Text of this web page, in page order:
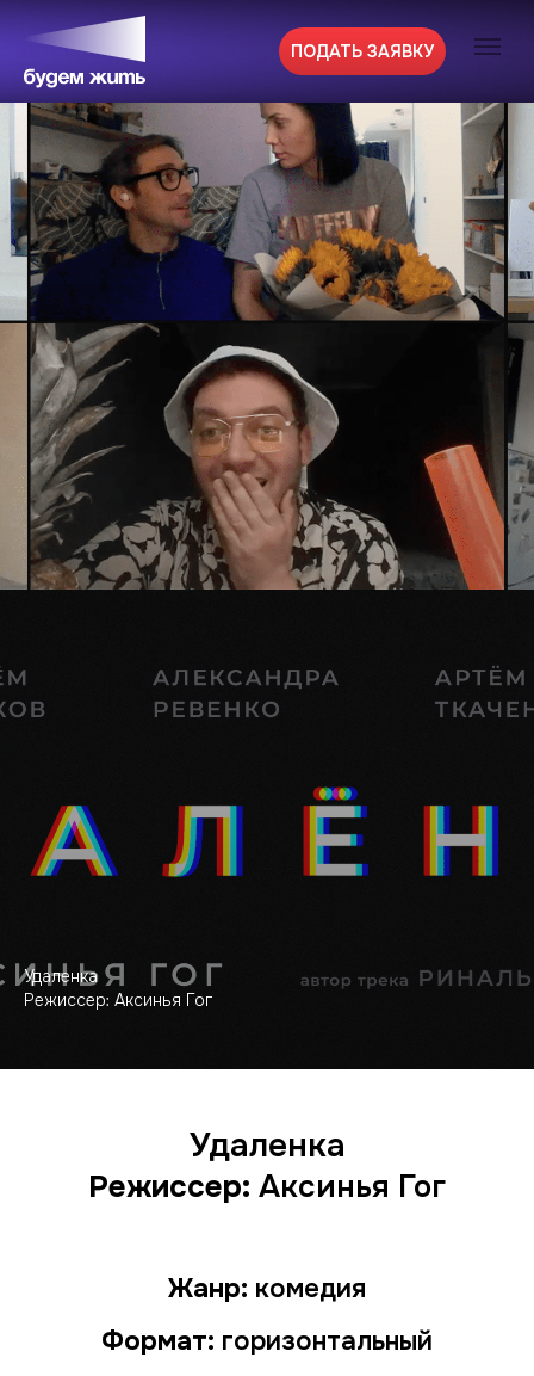
ПОДАТЬ ЗАЯВКУ
Удаленка
Режиссер: Аксинья Гог
Удаленка
Режиссер: Аксинья Гог
Жанр: комедия
Формат: горизонтальный